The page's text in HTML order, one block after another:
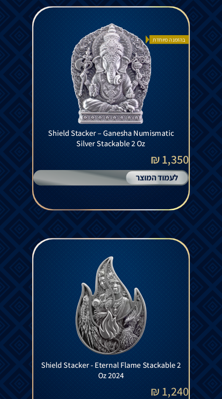
בהזמנה מיוחדת
Shield Stacker – Ganesha Numismatic
Silver Stackable 2 Oz
1,350 ₪
לעמוד המוצר
Shield Stacker - Eternal Flame Stackable 2
Oz 2024
1,240
₪